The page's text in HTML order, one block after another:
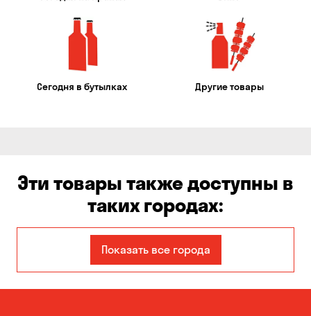
Сегодня в бутылках Другие товары
Эти товары также доступны в
таких городах:
Авангард
Бабурка Балабино
Показать все города